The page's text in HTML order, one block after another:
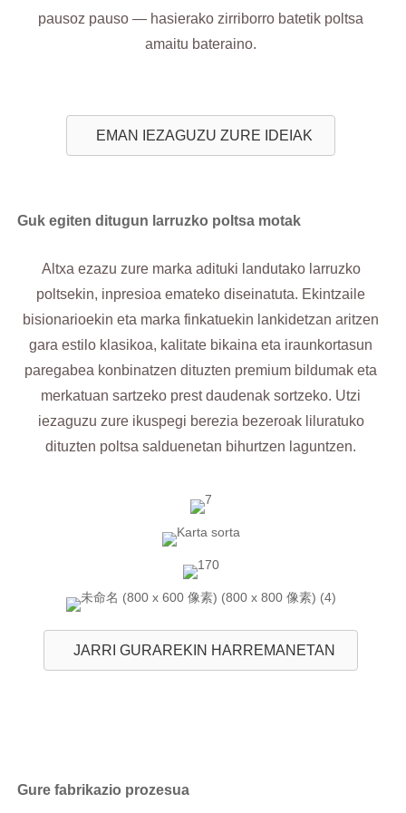
pausoz pauso — hasierako zirriborro batetik poltsa
amaitu bateraino.
EMAN IEZAGUZU ZURE IDEIAK
Guk egiten ditugun larruzko poltsa motak
Altxa ezazu zure marka adituki landutako larruzko
poltsekin, inpresioa emateko diseinatuta. Ekintzaile
bisionarioekin eta marka finkatuekin lankidetzan aritzen
gara estilo klasikoa, kalitate bikaina eta iraunkortasun
paregabea konbinatzen dituzten premium bildumak eta
merkatuan sartzeko prest daudenak sortzeko. Utzi
iezaguzu zure ikuspegi berezia bezeroak liluratuko
dituzten poltsa salduenetan bihurtzen laguntzen.
JARRI GURAREKIN HARREMANETAN
Gure fabrikazio prozesua